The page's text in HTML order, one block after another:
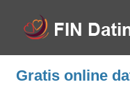
Gratis online